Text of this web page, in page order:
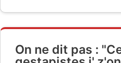
On ne dit pas :